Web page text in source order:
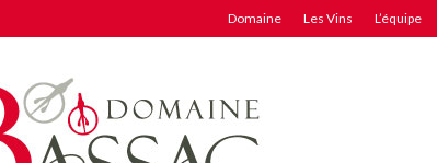
Domaine Les Vins L’équipe